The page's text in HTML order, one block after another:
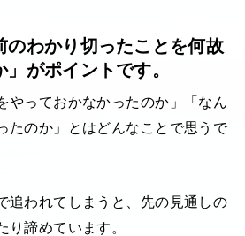
のわかり切ったことを何故
がポイントです。
やっておかなかったのか」「なん
たのか」とはどんなことで思うで
追われてしまうと、先の見通しの
り諦めています。